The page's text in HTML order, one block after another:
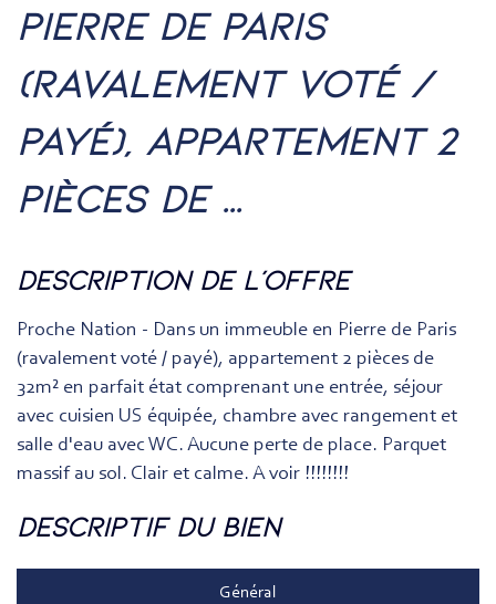
pierre de paris
(ravalement voté /
payé), appartement 2
pièces de ...
description de l'offre
Proche Nation - Dans un immeuble en Pierre de Paris
(ravalement voté / payé), appartement 2 pièces de
32m² en parfait état comprenant une entrée, séjour
avec cuisien US équipée, chambre avec rangement et
salle d'eau avec WC. Aucune perte de place. Parquet
massif au sol. Clair et calme. A voir !!!!!!!!
descriptif du bien
Général